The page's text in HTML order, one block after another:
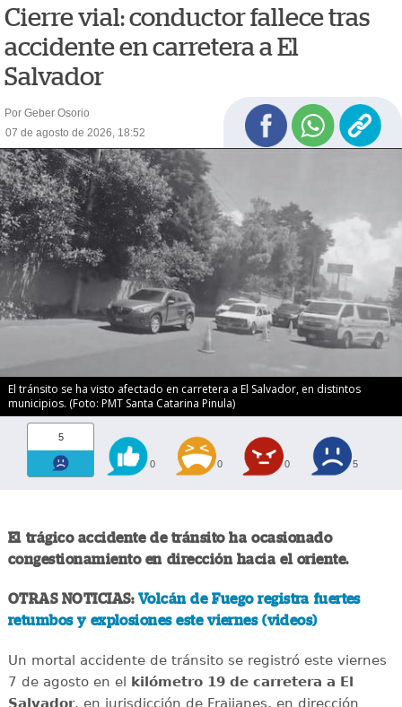
Cierre vial: conductor fallece tras
accidente en carretera a El
Salvador
Por Geber Osorio
07 de agosto de 2026, 18:52
El tránsito se ha visto afectado en carretera a El Salvador, en distintos
municipios. (Foto: PMT Santa Catarina Pinula)
5
0 0 0 5
El trágico accidente de tránsito ha ocasionado
congestionamiento en dirección hacia el oriente.
OTRAS NOTICIAS: Volcán de Fuego registra fuertes
retumbos y explosiones este viernes (videos)
Un mortal accidente de tránsito se registró este viernes
7 de agosto en el kilómetro 19 de carretera a El
Salvador, en jurisdicción de Fraijanes, en dirección